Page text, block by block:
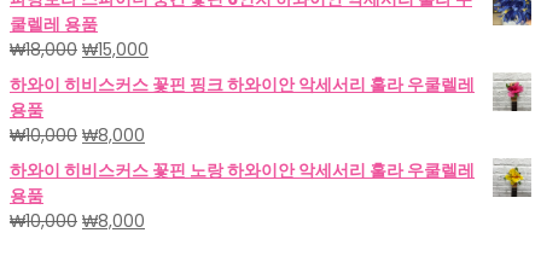
가
격:
₩18,000.
가
₩15,000.
쿨렐레 용품
₩18,000 원
래
가
격:
₩18,000.
₩15,000
재
가
하와이 히비스커스 꽃핀 핑크 하와이안 악세서리 훌라 우쿨렐레
용품
₩10,000 원
래
가
격:
₩10,000.
₩8,000
재
가
₩8,000.
하와이 히비스커스 꽃핀 노랑 하와이안 악세서리 훌라 우쿨렐레
용품
₩10,000 원
₩8,000